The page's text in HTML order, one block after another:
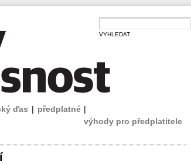
ďas | předplatné |
výhody pro předplatitele
VYHLEDAT